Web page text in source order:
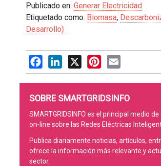
Publicado en: Generar Electricidad
Etiquetado como: Biomasa,
Desarrollo)
FacebookLinkedIn
X PinterestEmail
SOBRE SMARTGRIDSINFO
SMARTGRIDSINFO es el principal medio
on-line sobre las Redes Eléctricas
Publica diariamente noticias, artículos,
ofrece la información más relevante y
sector.